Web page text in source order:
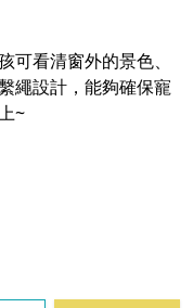
看清窗外的景色、
繩設計，能夠確保寵
~